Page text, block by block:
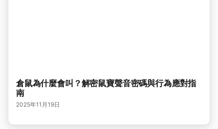
倉鼠為什麼會叫？解密鼠寶聲音密碼與行為應對指
南
2025年11月19日